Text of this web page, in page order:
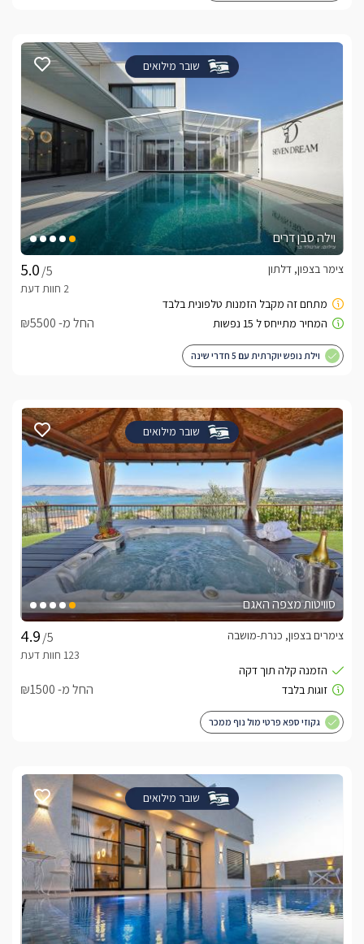
שובר מילואים
וילה סבן דרים
/5
צימר בצפון, דלתון
החל מ- ₪5500
וילת נופש יוקרתית עם 5 חדרי שינה
שובר מילואים
סוויטות מצפה האגם
/5
צימרים בצפון, כנרת-מושבה
החל מ- ₪1500
גקוזי ספא פרטי מול נוף ממכר
שובר מילואים